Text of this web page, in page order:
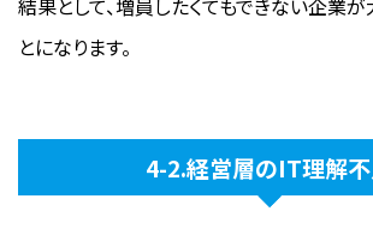
結果として、増員したくてもできない企業
とになります。
4-2.経営層のIT理解